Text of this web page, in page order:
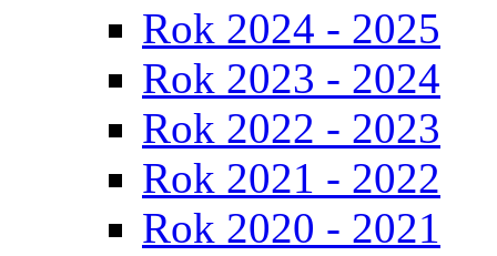
Rok 2024 - 2025
Rok 2023 - 2024
Rok 2022 - 2023
Rok 2021 - 2022
Rok 2020 - 2021